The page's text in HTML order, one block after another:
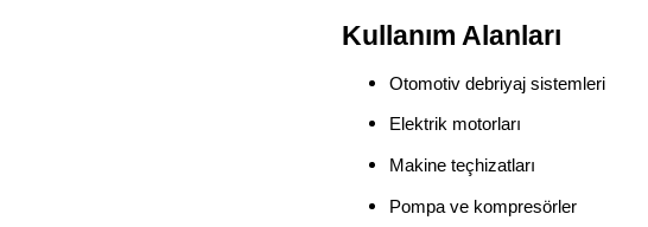
Kullanım Alanları
Otomotiv debriyaj sistemleri
Elektrik motorları
Makine teçhizatları
Pompa ve kompresörler